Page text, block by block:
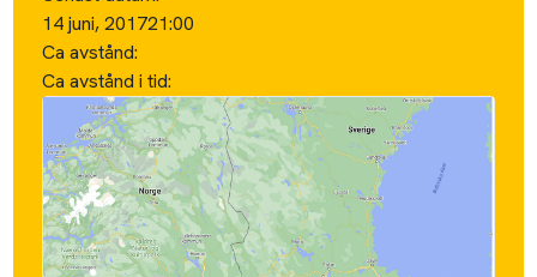
14 juni, 201721:00
Ca avstånd:
Ca avstånd i tid: